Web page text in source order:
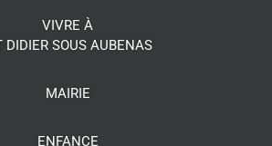
VIVRE À
DIDIER SOUS AUBENAS
MAIRIE
ENFANCE